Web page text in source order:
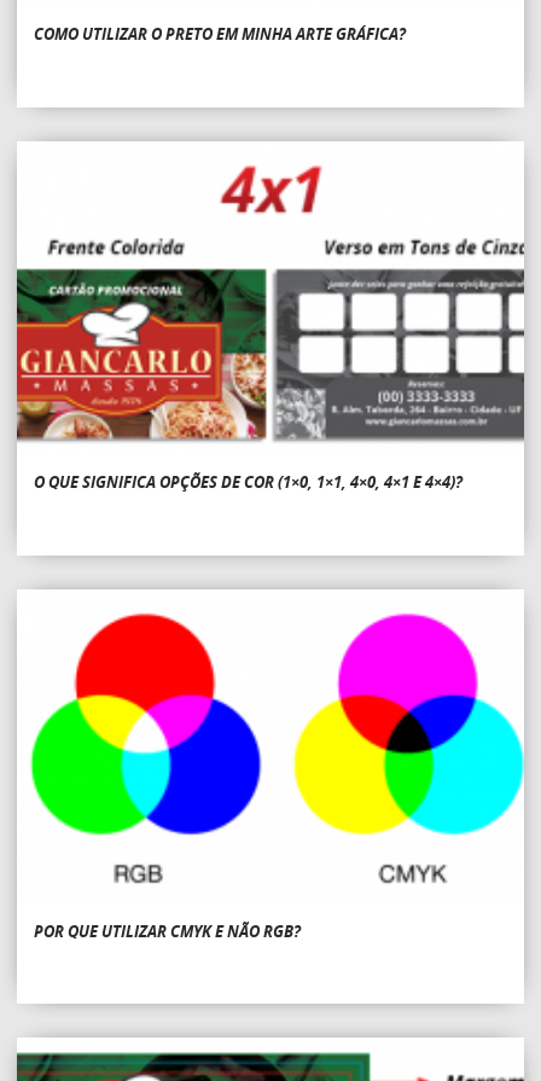
COMO UTILIZAR O PRETO EM MINHA ARTE GRÁFICA?
O QUE SIGNIFICA OPÇÕES DE COR (1×0, 1×1, 4×0, 4×1 E 4×4)?
POR QUE UTILIZAR CMYK E NÃO RGB?